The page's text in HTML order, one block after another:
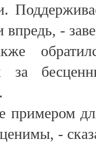
впредь, -
за
примером
-